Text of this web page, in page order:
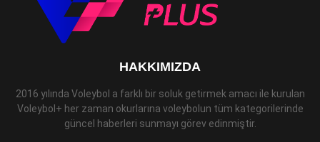
HAKKIMIZDA
2016 yılında Voleybol a farklı bir soluk getirmek amacı ile kurulan
Voleybol+ her zaman okurlarına voleybolun tüm kategorilerinde
güncel haberleri sunmayı görev edinmiştir.